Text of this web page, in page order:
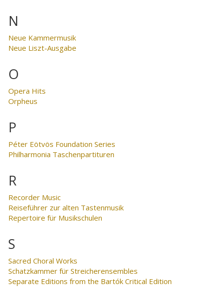
N
Neue Kammermusik
Neue Liszt-Ausgabe
O
Opera Hits
Orpheus
P
Péter Eötvös Foundation Series
Philharmonia Taschenpartituren
R
Recorder Music
Reiseführer zur alten Tastenmusik
Repertoire für Musikschulen
S
Sacred Choral Works
Schatzkammer für Streicherensembles
Separate Editions from the Bartók Critical Edition